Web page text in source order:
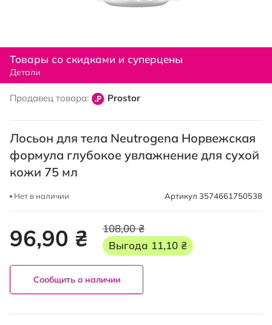
к
началу
галереи
Товары со скидками и суперцены
Детали
Продавец товара: Prostor
Лосьон для тела Neutrogena Норвежская
формула глубокое увлажнение для сухой
кожи 75 мл
Нет в наличии Артикул 3574661750538
96,90 ₴
108,00 ₴
Выгода 11,10 ₴
Сообщить о наличии